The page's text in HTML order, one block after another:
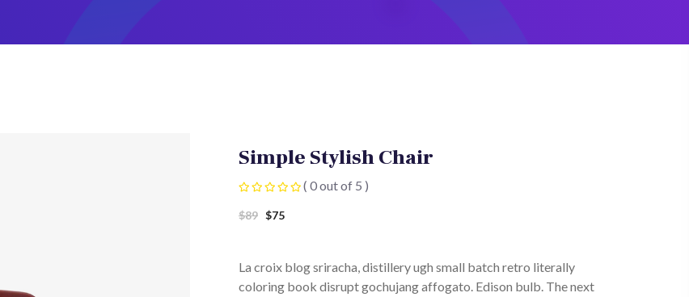
Simple Stylish Chair
( 0 out of 5 )
$89 $75
La croix blog sriracha, distillery ugh small batch retro literally
coloring book disrupt gochujang affogato. Edison bulb. The next